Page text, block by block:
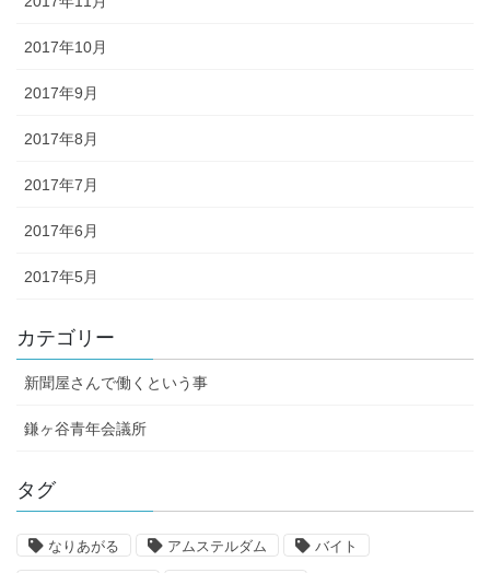
2017年10月
2017年9月
2017年8月
2017年7月
2017年6月
2017年5月
カテゴリー
新聞屋さんで働くという事
鎌ヶ谷青年会議所
タグ
なりあがる アムステルダム バイト